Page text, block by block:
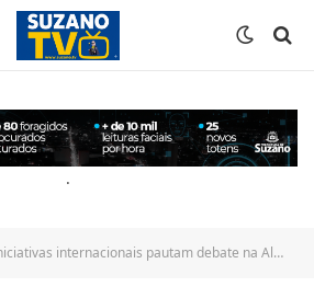
.
internacionais pautam debate na Alesp sobre mudanças climáticas